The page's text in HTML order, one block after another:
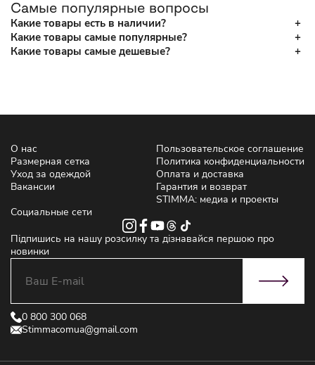
Самые популярные вопросы
Какие товары есть в наличии?
Какие товары самые популярные?
Какие товары самые дешевые?
О нас
Размерная сетка
Уход за одеждой
Вакансии
Пользовательское соглашение
Политика конфиденциальности
Оплата и доставка
Гарантия и возврат
STIMMA: медиа и проекты
Социальные сети
Підпишись на нашу розсилку та дізнавайся першою про
новинки
0 800 300 068
Stimmacomua@gmail.com